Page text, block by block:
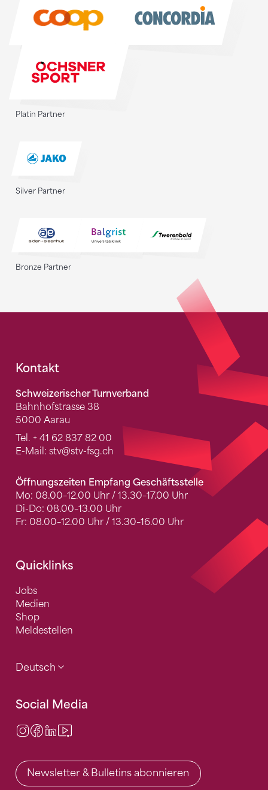
Platin Partner
Silver Partner
Bronze Partner
Fusszeile
Kontakt
Schweizerischer Turnverband
Bahnhofstrasse 38
5000 Aarau
Tel. + 41 62 837 82 00
E-Mail: stv@stv-fsg.ch
Öffnungszeiten Empfang Geschäftsstelle
Mo: 08.00–12.00 Uhr / 13.30–17.00 Uhr
Di-Do: 08.00–13.00 Uhr
Fr: 08.00–12.00 Uhr / 13.30–16.00 Uhr
Quicklinks
Jobs
Medien
Shop
Meldestellen
Deutsch
Social Media
Instagram
Facebook
LinkedIn
Newsletter & Bulletins abonnieren